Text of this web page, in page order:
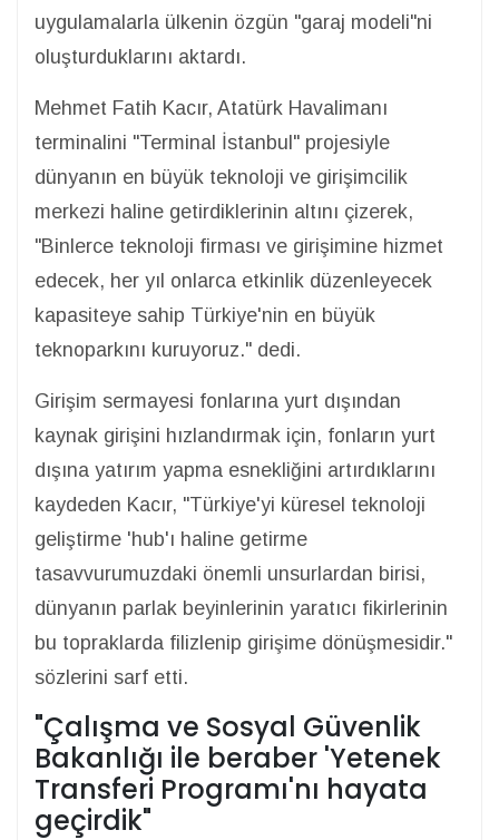
uygulamalarla ülkenin özgün "garaj modeli"ni
oluşturduklarını aktardı.
Mehmet Fatih Kacır, Atatürk Havalimanı
terminalini "Terminal İstanbul" projesiyle
dünyanın en büyük teknoloji ve girişimcilik
merkezi haline getirdiklerinin altını çizerek,
"Binlerce teknoloji firması ve girişimine hizmet
edecek, her yıl onlarca etkinlik düzenleyecek
kapasiteye sahip Türkiye'nin en büyük
teknoparkını kuruyoruz." dedi.
Girişim sermayesi fonlarına yurt dışından
kaynak girişini hızlandırmak için, fonların yurt
dışına yatırım yapma esnekliğini artırdıklarını
kaydeden Kacır, "Türkiye'yi küresel teknoloji
geliştirme 'hub'ı haline getirme
tasavvurumuzdaki önemli unsurlardan birisi,
dünyanın parlak beyinlerinin yaratıcı fikirlerinin
bu topraklarda filizlenip girişime dönüşmesidir."
sözlerini sarf etti.
"Çalışma ve Sosyal Güvenlik
Bakanlığı ile beraber 'Yetenek
Transferi Programı'nı hayata
geçirdik"